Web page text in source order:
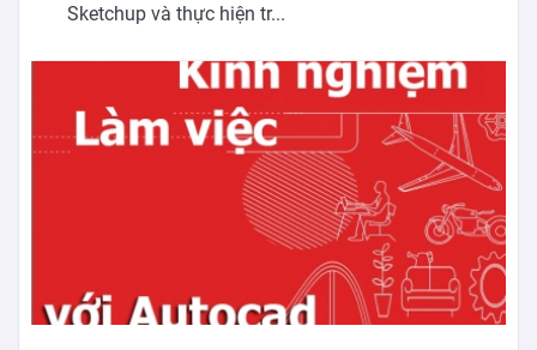
Sketchup và thực hiện tr...